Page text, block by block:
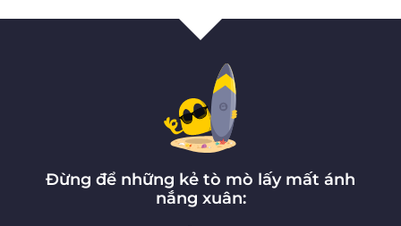
Đừng để những kẻ tò mò lấy mất ánh
nắng xuân: